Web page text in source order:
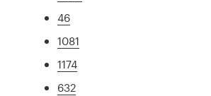
46
1081
1174
632